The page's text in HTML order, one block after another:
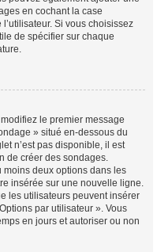
en cochant la case
Si vous choisissez
de spécifier sur chaque
le premier message
» situé en-dessous du
n’est pas disponible, il est
de créer des sondages.
deux options dans les
insérée sur une nouvelle ligne.
les utilisateurs peuvent insérer
par utilisateur ». Vous
en jours et autoriser ou non